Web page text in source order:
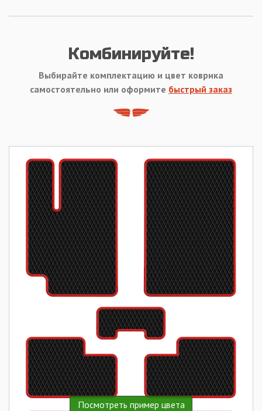
Комбинируйте!
Выбирайте комплектацию и цвет коврика
самостоятельно или оформите быстрый заказ
Посмотреть пример цвета